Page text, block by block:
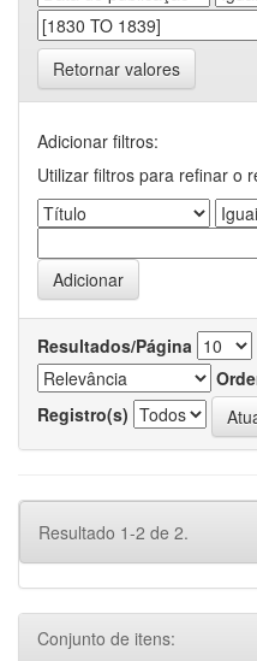
Retornar valores
Adicionar filtros:
Utilizar filtros para refinar o
Resultados/Página
Registro(s)
Resultado 1-2 de 2.
Conjunto de itens: